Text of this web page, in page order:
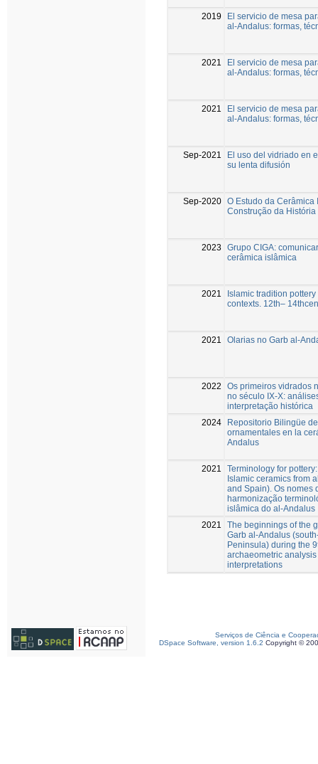
2019
El servicio de mesa
al-Andalus: formas,
2021
El servicio de mesa
al-Andalus: formas,
2021
El servicio de mesa
al-Andalus: formas,
Sep-2021
El uso del vidriado en
su lenta difusión
Sep-2020 O Estudo da Cerâmica
Construção da
2023
Grupo CIGA:
cerâmica islâmica
2021
Islamic tradition
contexts. 12th–
2021 Olarias no Garb al-
2022
Os primeiros vidrados
no século IX-X:
interpretação histórica
2024
Repositorio Bilingüe
ornamentales en la
Andalus
2021
Terminology for
Islamic ceramics from
and Spain). Os nomes
harmonização
islâmica do al-Andalus
2021
The beginnings of the
Garb al-Andalus
Peninsula) during the
archaeometric
interpretations
Serviços de Ciência e
DSpace Software, version 1.6.2 Copyright ©